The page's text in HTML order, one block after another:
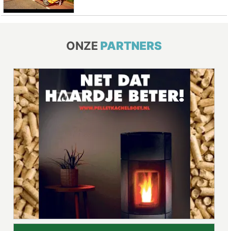
ONZE PARTNERS